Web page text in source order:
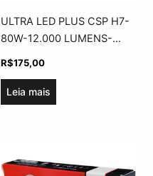
ULTRA LED PLUS CSP H7-
80W-12.000 LUMENS-
BIVOLT-ASX
R$175,00
Leia mais